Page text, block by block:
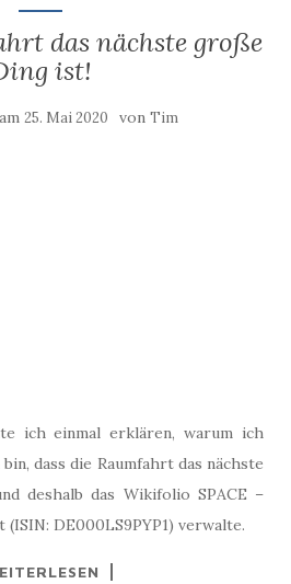
das nächste große
ist!
25. Mai 2020 von Tim
ich einmal erklären, warum ich
dass die Raumfahrt das nächste
deshalb das Wikifolio SPACE –
DE000LS9PYP1) verwalte.